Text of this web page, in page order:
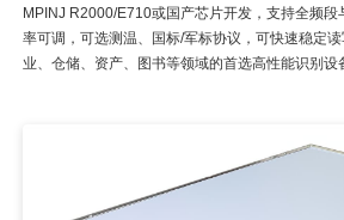
MPINJ R2000/E710或国产芯片开发，支持全频段
率可调，可选测温、国标/军标协议，可快速稳定
业、仓储、资产、图书等领域的首选高性能识别设